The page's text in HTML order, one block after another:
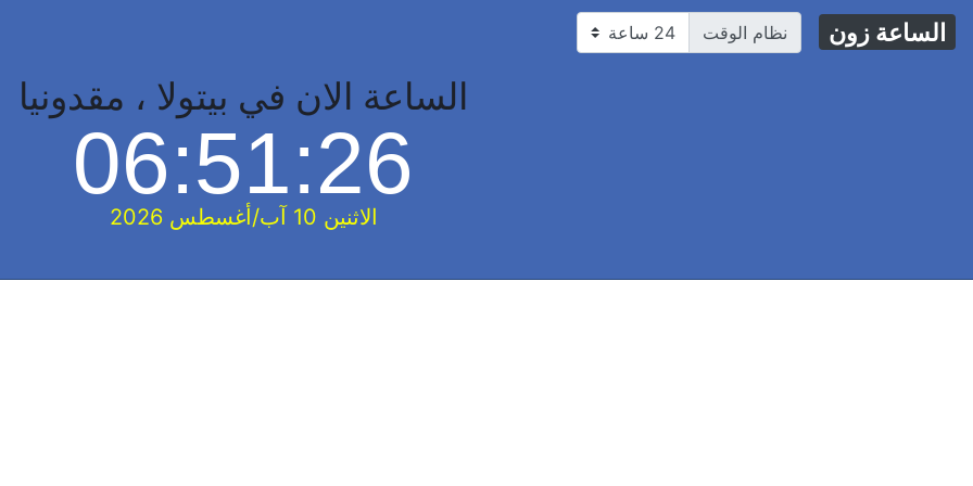
الساعة زون نظام الوقت
الساعة الان في بيتولا ، مقدونيا
06:51:26
الاثنين 10 آب/أغسطس 2026